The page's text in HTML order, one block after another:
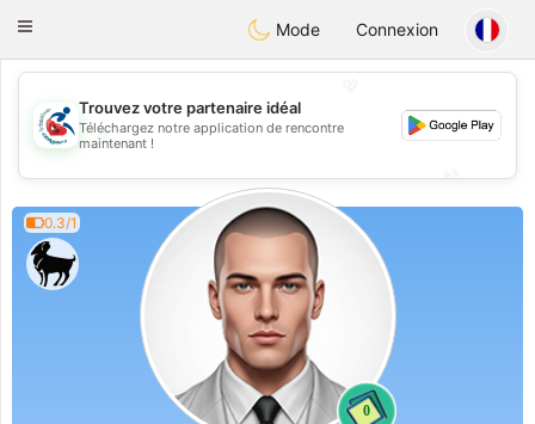
Handi Space
Toggle
Mode Connexion
💖
💕
Trouvez votre partenaire idéal
Téléchargez notre application de rencontre
maintenant !
0.3/1
0